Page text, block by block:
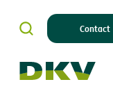
Contact